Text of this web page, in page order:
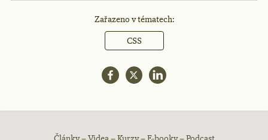
Zařazeno v tématech:
CSS